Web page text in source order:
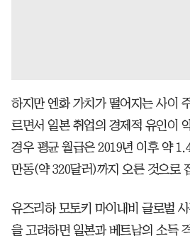
하지만 엔화 가치가 떨어지는 사이
르면서 일본 취업의 경제적 유인이
경우 평균 월급은 2019년 이후 약
만동(약 320달러)까지 오른 것으로
유즈리하 모토키 마이내비 글로벌
을 고려하면 일본과 베트남의 소득